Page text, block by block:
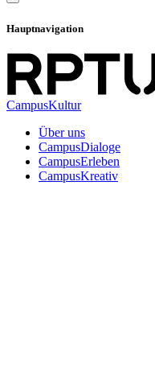
Hauptnavigation
CampusKultur
Über uns
CampusDialoge
CampusErleben
CampusKreativ